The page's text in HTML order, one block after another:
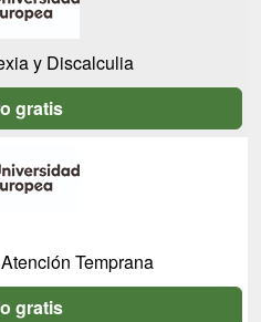
y Discalculia
gratis
Temprana
gratis